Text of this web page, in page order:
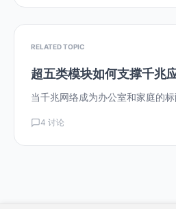
RELATED TOPIC
超五类模块如何支撑千兆
当千兆网络成为办公室和家庭的
4 讨论